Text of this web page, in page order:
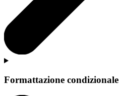
Formattazione condizionale